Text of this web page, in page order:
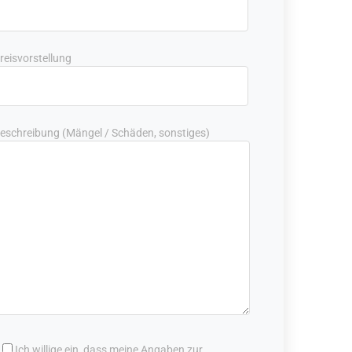
(Mängel / Schäden, sonstiges)